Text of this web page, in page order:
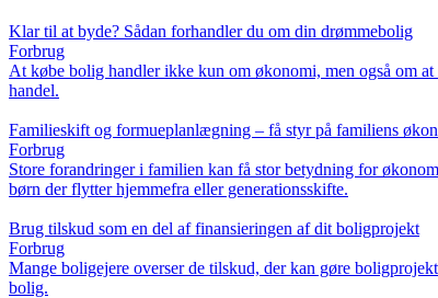
Klar til at byde? Sådan forhandler du om din drømmebolig
Forbrug
At købe bolig handler ikke kun om økonomi, men også om
handel.
Familieskift og formueplanlægning – få styr på familiens
Forbrug
Store forandringer i familien kan få stor betydning for
børn der flytter hjemmefra eller generationsskifte.
Brug tilskud som en del af finansieringen af dit boligprojekt
Forbrug
Mange boligejere overser de tilskud, der kan gøre
bolig.